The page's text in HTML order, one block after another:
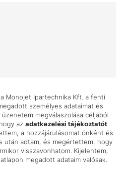
Monojet Ipartechnika Kft. a fenti
személyes adataimat és
megválaszolása céljából
az adatkezelési tájékoztatót
a hozzájárulásomat önként és
után adtam, és megértettem, hogy
visszavonhatom. Kijelentem,
megadott adataim valósak.